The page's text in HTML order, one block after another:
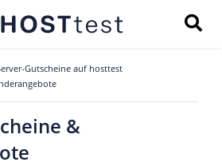
Gutscheine auf hosttest
&